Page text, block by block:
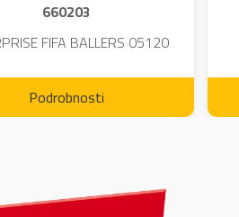
660203
FIFA BALLERS 05120
Podrobnosti